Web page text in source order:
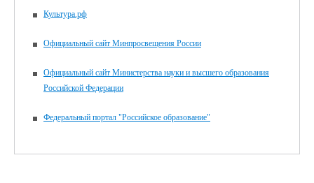
Культура.рф
Официальный сайт Минпросвещения России
Официальный сайт Министерства науки и высшего образования
Российской Федерации
Федеральный портал "Российское образование"